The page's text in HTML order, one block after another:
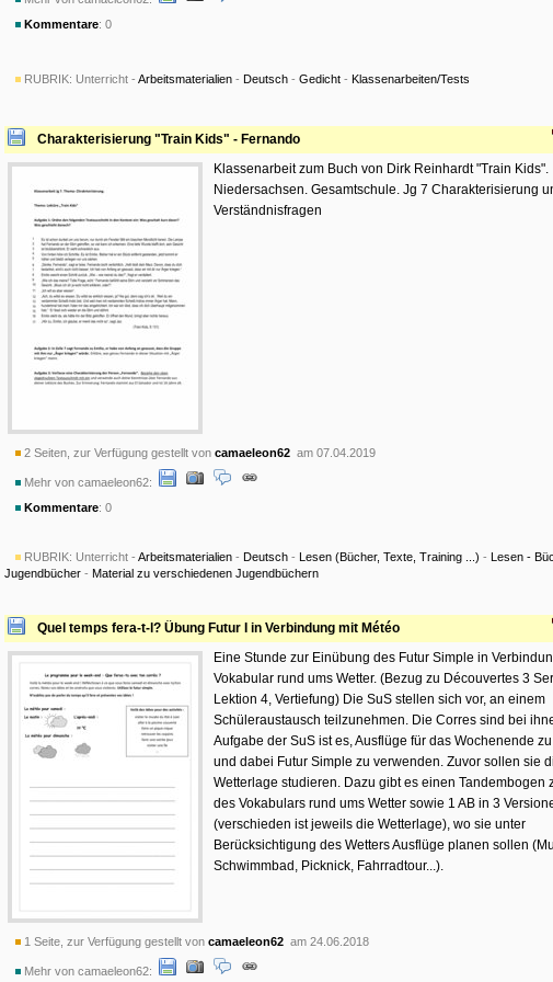
Kommentare: 0
RUBRIK: Unterricht - Arbeitsmaterialien - Deutsch - Gedicht - Klassenarbeiten/Tests
Charakterisierung "Train Kids" - Fernando
Klassenarbeit zum Buch von Dirk Reinhardt "Train Kids".
Niedersachsen. Gesamtschule. Jg 7 Charakterisierung
Verständnisfragen
2 Seiten, zur Verfügung gestellt von camaeleon62 am 07.04.2019
Mehr von camaeleon62:
Kommentare: 0
RUBRIK: Unterricht - Arbeitsmaterialien - Deutsch - Lesen (Bücher, Texte, Training ...) - Lesen -
Jugendbücher - Material zu verschiedenen Jugendbüchern
Quel temps fera-t-l? Übung Futur I in Verbindung mit Météo
Eine Stunde zur Einübung des Futur Simple in
Vokabular rund ums Wetter. (Bezug zu Découvertes 3
Lektion 4, Vertiefung) Die SuS stellen sich vor, an einem
Schüleraustausch teilzunehmen. Die Corres sind bei
Aufgabe der SuS ist es, Ausflüge für das Wochenende
und dabei Futur Simple zu verwenden. Zuvor sollen sie
Wetterlage studieren. Dazu gibt es einen Tandembogen
des Vokabulars rund ums Wetter sowie 1 AB in 3
(verschieden ist jeweils die Wetterlage), wo sie unter
Berücksichtigung des Wetters Ausflüge planen sollen
Schwimmbad, Picknick, Fahrradtour...).
1 Seite, zur Verfügung gestellt von camaeleon62 am 24.06.2018
Mehr von camaeleon62: